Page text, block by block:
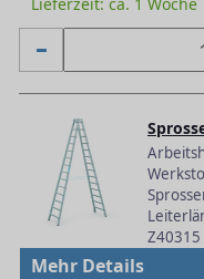
Z40315
Mehr Details